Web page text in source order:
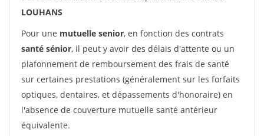
LOUHANS
Pour une mutuelle senior, en fonction des contrats
santé sénior, il peut y avoir des délais d'attente ou un
plafonnement de remboursement des frais de santé
sur certaines prestations (généralement sur les forfaits
optiques, dentaires, et dépassements d'honoraire) en
l'absence de couverture mutuelle santé antérieur
équivalente.